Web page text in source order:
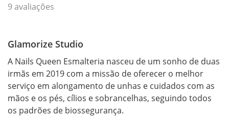
9 avaliações
Glamorize Studio
A Nails Queen Esmalteria nasceu de um sonho de duas
irmãs em 2019 com a missão de oferecer o melhor
serviço em alongamento de unhas e cuidados com as
mãos e os pés, cílios e sobrancelhas, seguindo todos
os padrões de biossegurança.